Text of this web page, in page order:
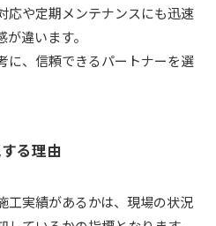
応や定期メンテナンスにも迅速
違います。
に、信頼できるパートナーを選
る理由
工実績があるかは、現場の状況